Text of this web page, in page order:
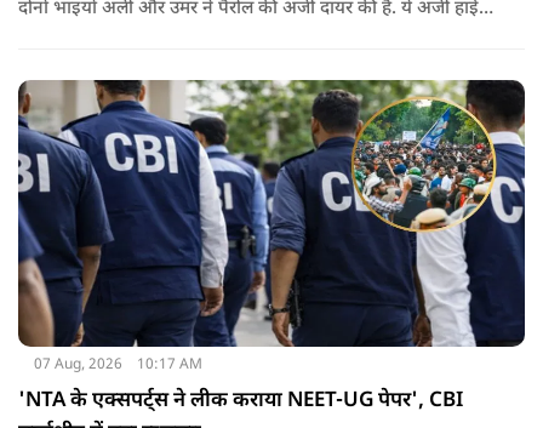
दोनों भाइयों अली और उमर ने पैरोल की अर्जी दायर की है. ये अर्जी हाई
07 Aug, 2026 10:17 AM
'NTA के एक्सपर्ट्स ने लीक कराया NEET-UG पेपर', CBI